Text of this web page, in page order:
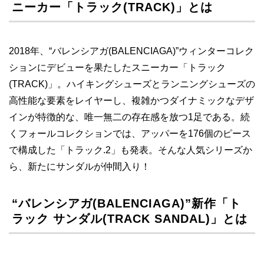
ニーカー「トラック(TRACK)」とは
2018年、“バレンシアガ(BALENCIAGA)”ウィンターコレク
ションにデビューを果たしたスニーカー「トラック
(TRACK)」。ハイキングシューズとランニングシューズの
高性能な要素をレイヤーし、複雑かつダイナミックなデザ
インが特徴的な、唯一無二の存在感を放つ1足である。続
くフォールコレクションでは、アッパーを176個のピース
で構成した「トラック.2」も発表。そんな人気シリーズか
ら、新たにサンダルが仲間入り！
“バレンシアガ(BALENCIAGA)”新作「ト
ラック サンダル(TRACK SANDAL)」とは